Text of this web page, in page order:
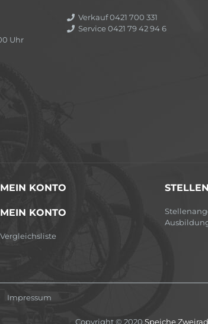
Uhr
Verkauf 0421 700 331
Service 0421 79 42 94 6
MEIN KONTO
MEIN KONTO
Vergleichsliste
Impressum
Copyright © 2020 Speiche